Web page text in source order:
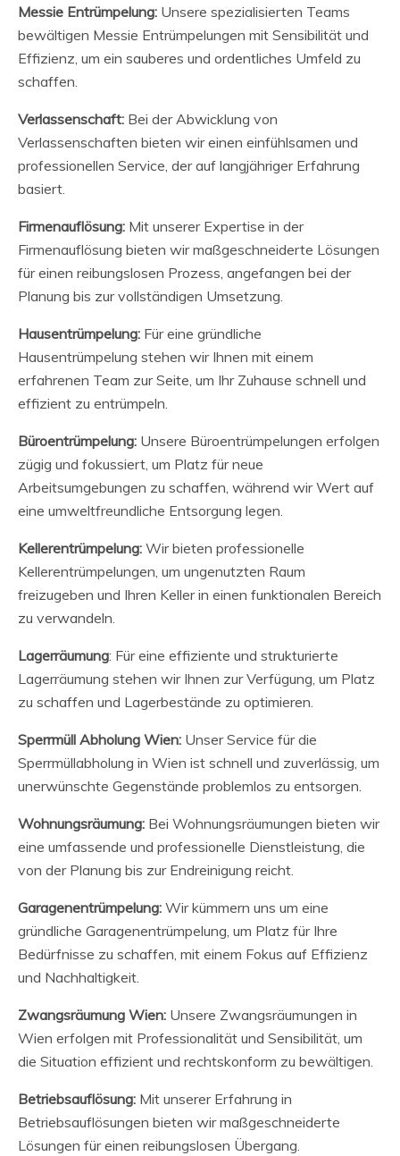
Messie Entrümpelung: Unsere spezialisierten Teams
bewältigen Messie Entrümpelungen mit Sensibilität und
Effizienz, um ein sauberes und ordentliches Umfeld zu
schaffen.
Verlassenschaft: Bei der Abwicklung von
Verlassenschaften bieten wir einen einfühlsamen und
professionellen Service, der auf langjähriger Erfahrung
basiert.
Firmenauflösung: Mit unserer Expertise in der
Firmenauflösung bieten wir maßgeschneiderte Lösungen
für einen reibungslosen Prozess, angefangen bei der
Planung bis zur vollständigen Umsetzung.
Hausentrümpelung: Für eine gründliche
Hausentrümpelung stehen wir Ihnen mit einem
erfahrenen Team zur Seite, um Ihr Zuhause schnell und
effizient zu entrümpeln.
Büroentrümpelung: Unsere Büroentrümpelungen erfolgen
zügig und fokussiert, um Platz für neue
Arbeitsumgebungen zu schaffen, während wir Wert auf
eine umweltfreundliche Entsorgung legen.
Kellerentrümpelung: Wir bieten professionelle
Kellerentrümpelungen, um ungenutzten Raum
freizugeben und Ihren Keller in einen funktionalen Bereich
zu verwandeln.
Lagerräumung: Für eine effiziente und strukturierte
Lagerräumung stehen wir Ihnen zur Verfügung, um Platz
zu schaffen und Lagerbestände zu optimieren.
Sperrmüll Abholung Wien: Unser Service für die
Sperrmüllabholung in Wien ist schnell und zuverlässig, um
unerwünschte Gegenstände problemlos zu entsorgen.
Wohnungsräumung: Bei Wohnungsräumungen bieten wir
eine umfassende und professionelle Dienstleistung, die
von der Planung bis zur Endreinigung reicht.
Garagenentrümpelung: Wir kümmern uns um eine
gründliche Garagenentrümpelung, um Platz für Ihre
Bedürfnisse zu schaffen, mit einem Fokus auf Effizienz
und Nachhaltigkeit.
Zwangsräumung Wien: Unsere Zwangsräumungen in
Wien erfolgen mit Professionalität und Sensibilität, um
die Situation effizient und rechtskonform zu bewältigen.
Betriebsauflösung: Mit unserer Erfahrung in
Betriebsauflösungen bieten wir maßgeschneiderte
Lösungen für einen reibungslosen Übergang.